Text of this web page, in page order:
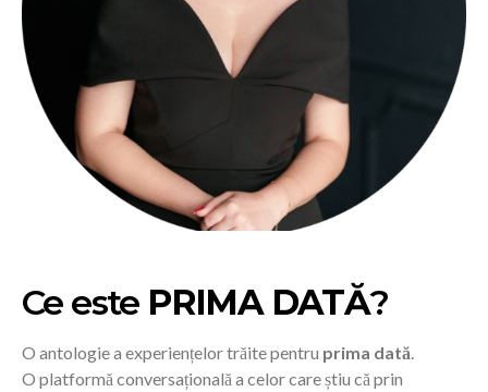
Ce este PRIMA DATĂ?
O antologie a experiențelor trăite pentru prima dată.
O platformă conversațională a celor care știu că prin